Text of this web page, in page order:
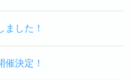
した！
決定！